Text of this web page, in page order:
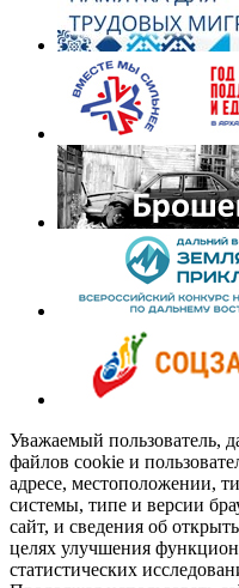
Уважаемый пользователь,
файлов cookie и
адресе, местоположении,
системы, типе и версии
сайт, и сведения об
целях улучшения
статистических